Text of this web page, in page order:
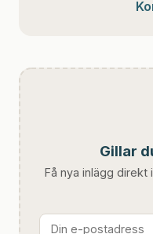
Gillar
Få nya inlägg direkt